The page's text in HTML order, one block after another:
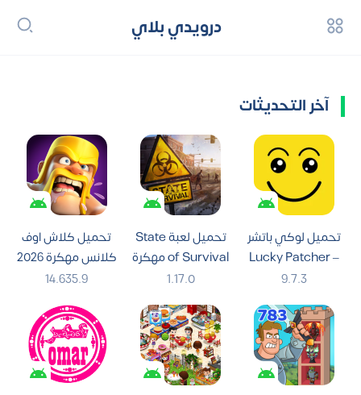
درويدي بلاي
آخر التحديثات
تحميل لوكي باتشر
– Lucky Patcher
2026 لـ اندرويد9.7.3
تحميل لعبة State
of Survival مهكرة
2026 للأندرويد1.17.0
تحميل كلاش اوف
كلانس مهكرة 2026
[أخر اصدار] لـ أندرويد
14.635.9